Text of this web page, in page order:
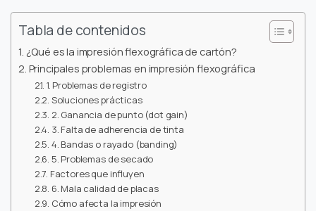
Tabla de contenidos
¿Qué es la impresión flexográfica de cartón?
Principales problemas en impresión flexográfica
1. Problemas de registro
Soluciones prácticas
2. Ganancia de punto (dot gain)
3. Falta de adherencia de tinta
4. Bandas o rayado (banding)
5. Problemas de secado
Factores que influyen
6. Mala calidad de placas
Cómo afecta la impresión